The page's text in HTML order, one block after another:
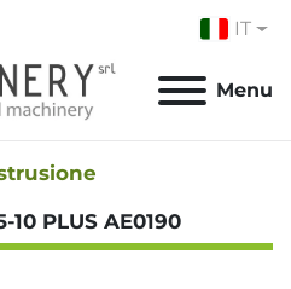
IT
Menu
10 PLUS AE0190